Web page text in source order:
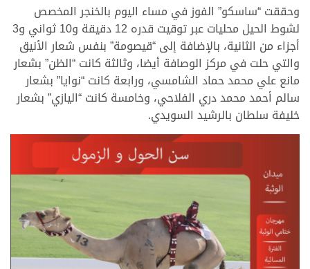
وحققت “ساسكو” الفوز في مساء اليوم بالخنجر المخصص
لشوط الحيل محليات عبر توقيت قدره 12 دقيقة و10 ثواني و3
أجزاء من الثانية، بالإضافة إلى “قيصومة” بنفس شعار الأنيق
والتي حلت في مركز الوصافة أيضا، وثالثة كانت “الظن” بشعار
مانع علي محمد حماد الشامسي، ورابعة كانت “نوايا” بشعار
سالم أحمد محمد دري الفلاحي، وخامسة كانت “اليازي” بشعار
خليفة سلطان بالرشيد السويدي.